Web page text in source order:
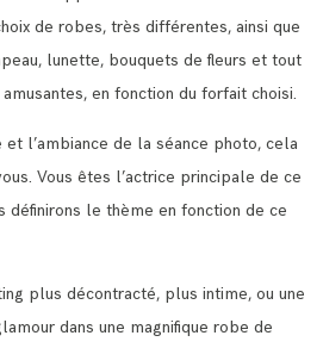
de robes, très différentes, ainsi que
lunette, bouquets de fleurs et tout
en fonction du forfait choisi.
l’ambiance de la séance photo, cela
Vous êtes l’actrice principale de ce
définirons le thème en fonction de ce
plus décontracté, plus intime, ou une
dans une magnifique robe de